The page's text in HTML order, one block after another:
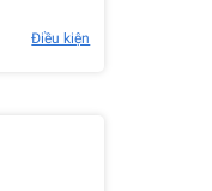
Điều kiện